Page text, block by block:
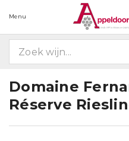
Menu
Domaine
Réserve